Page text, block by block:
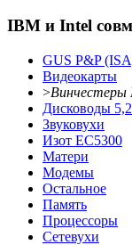
IBM и Intel
GUS P&P
Видеокарты
>Винчестеры
Дисководы
Звуковухи
Изот ЕС5300
Матери
Модемы
Остальное
Память
Процессоры
Сетевухи